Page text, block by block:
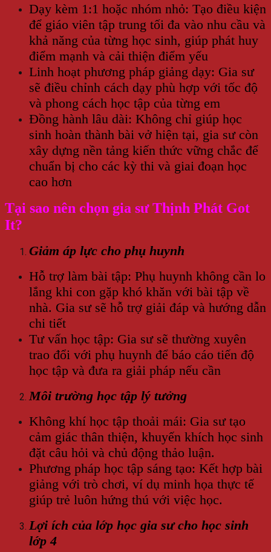
Dạy kèm 1:1 hoặc nhóm nhỏ: Tạo điều kiện
để giáo viên tập trung tối đa vào nhu cầu và
khả năng của từng học sinh, giúp phát huy
điểm mạnh và cải thiện điểm yếu
Linh hoạt phương pháp giảng dạy: Gia sư
sẽ điều chỉnh cách dạy phù hợp với tốc độ
và phong cách học tập của từng em
Đồng hành lâu dài: Không chỉ giúp học
sinh hoàn thành bài vở hiện tại, gia sư còn
xây dựng nền tảng kiến thức vững chắc để
chuẩn bị cho các kỳ thi và giai đoạn học
cao hơn
Tại sao nên chọn gia sư Thịnh Phát Got
It?
Giảm áp lực cho phụ huynh
Hỗ trợ làm bài tập: Phụ huynh không cần lo
lắng khi con gặp khó khăn với bài tập về
nhà. Gia sư sẽ hỗ trợ giải đáp và hướng dẫn
chi tiết
Tư vấn học tập: Gia sư sẽ thường xuyên
trao đổi với phụ huynh để báo cáo tiến độ
học tập và đưa ra giải pháp nếu cần
Môi trường học tập lý tưởng
Không khí học tập thoải mái: Gia sư tạo
cảm giác thân thiện, khuyến khích học sinh
đặt câu hỏi và chủ động thảo luận.
Phương pháp học tập sáng tạo: Kết hợp bài
giảng với trò chơi, ví dụ minh họa thực tế
giúp trẻ luôn hứng thú với việc học.
Lợi ích của lớp học gia sư cho học sinh
lớp 4